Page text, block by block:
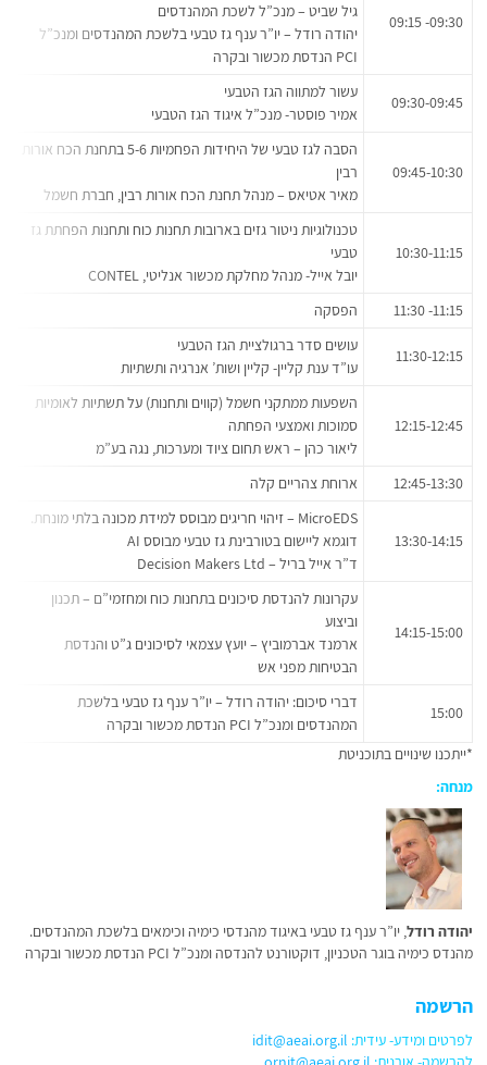
09:30- 09:15
גיל שביט – מנכ”ל לשכת המהנדסים
יהודה רודל – יו”ר ענף גז טבעי בלשכת המהנדסים ומנכ”ל
PCI הנדסת מכשור ובקרה
09:30-09:45
עשור למתווה הגז הטבעי
אמיר פוסטר- מנכ”ל איגוד הגז הטבעי
09:45-10:30
הסבה לגז טבעי של היחידות הפחמיות 5-6 בתחנת הכח
אורות
רבין
מאיר אטיאס – מנהל תחנת הכח אורות רבין, חברת חשמל
10:30-11:15
טכנולוגיות ניטור גזים בארובות תחנות כוח ותחנות הפחתת גז
טבעי
יובל אייל- מנהל מחלקת מכשור אנליטי, CONTEL
11:15- 11:30
הפסקה
11:30-12:15
עושים סדר ברגולציית הגז הטבעי
עו”ד ענת קליין- קליין ושות’ אנרגיה ותשתיות
12:15-12:45
השפעות ממתקני חשמל (קווים ותחנות) על תשתיות לאומיות
סמוכות ואמצעי הפחתה
ליאור כהן – ראש תחום ציוד ומערכות, נגה בע”מ
12:45-13:30
ארוחת צהריים קלה
13:30-14:15
MicroEDS – זיהוי חריגים מבוסס למידת מכונה בלתי מונחת.
דוגמא ליישום בטורבינת גז טבעי מבוסס AI
ד”ר אייל בריל – Decision Makers Ltd
14:15-15:00
עקרונות להנדסת סיכונים בתחנות כוח ומחזמי”ם – תכנון
וביצוע
ארמנד אברמוביץ – יועץ עצמאי לסיכונים ג”ט והנדסת
הבטיחות מפני אש
15:00
דברי סיכום: יהודה רודל – יו”ר ענף גז טבעי בלשכת
המהנדסים ומנכ”ל PCI הנדסת מכשור ובקרה
*ייתכנו שינויים בתוכניטת
מנחה:
יהודה רודל, יו”ר ענף גז טבעי באיגוד מהנדסי כימיה וכימאים בלשכת המהנדסים.
מהנדס כימיה בוגר הטכניון, דוקטורנט להנדסה ומנכ”ל PCI הנדסת מכשור ובקרה
הרשמה
לפרטים ומידע- עידית: idit@aeai.org.il